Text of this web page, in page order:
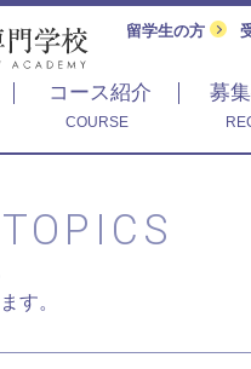
留学生の方
コース紹介
COURSE
募
す。